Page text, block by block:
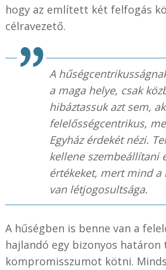
hogy az említett két felfogás
célravezető.
A
a maga helye, csak
hibáztassuk azt sem,
felelősségcentrikus,
Egyház érdekét nézi.
kellene szembeállítani
értékeket, mert mind a
van létjogosultsága.
A hűségben is benne van a
hajlandó egy bizonyos határon
kompromisszumot kötni.